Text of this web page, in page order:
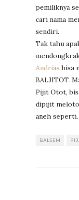
pemiliknya
cari nama
sendiri.
Tak tahu
Andriasbisa
BALJITOT.
Pijit Otot,
dipijit
aneh
BALSEM